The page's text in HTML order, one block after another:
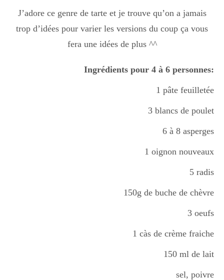
Entrée
plats
Recettes Végétariennes
J’adore ce genre de tarte et je trouve qu’on a jamais
trop d’idées pour varier les versions du coup ça vous
fera une idées de plus ^^
Ingrédients pour 4 à 6 personnes:
1 pâte feuilletée
3 blancs de poulet
6 à 8 asperges
1 oignon nouveaux
5 radis
150g de buche de chèvre
3 oeufs
1 càs de crème fraiche
150 ml de lait
sel, poivre